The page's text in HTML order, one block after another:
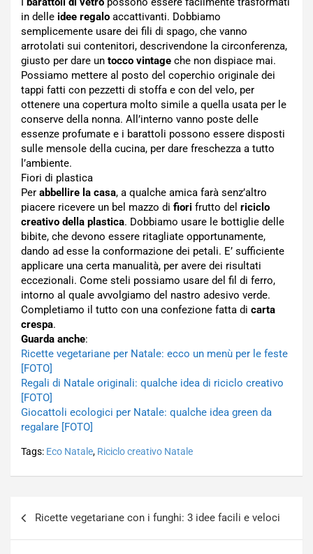
in delle idee regalo accattivanti. Dobbiamo
semplicemente usare dei fili di spago, che vanno
arrotolati sui contenitori, descrivendone la circonferenza,
giusto per dare un tocco vintage che non dispiace mai.
Possiamo mettere al posto del coperchio originale dei
tappi fatti con pezzetti di stoffa e con del velo, per
ottenere una copertura molto simile a quella usata per le
conserve della nonna. All’interno vanno poste delle
essenze profumate e i barattoli possono essere disposti
sulle mensole della cucina, per dare freschezza a tutto
l’ambiente.
Fiori di plastica
Per abbellire la casa, a qualche amica farà senz’altro
piacere ricevere un bel mazzo di fiori frutto del riciclo
creativo della plastica. Dobbiamo usare le bottiglie delle
bibite, che devono essere ritagliate opportunamente,
dando ad esse la conformazione dei petali. E’ sufficiente
applicare una certa manualità, per avere dei risultati
eccezionali. Come steli possiamo usare del fil di ferro,
intorno al quale avvolgiamo del nastro adesivo verde.
Completiamo il tutto con una confezione fatta di carta
crespa.
Guarda anche:
Ricette vegetariane per Natale: ecco un menù per le feste
[FOTO]
Regali di Natale originali: qualche idea di riciclo creativo
[FOTO]
Giocattoli ecologici per Natale: qualche idea green da
regalare [FOTO]
Tags: Eco Natale, Riciclo creativo Natale
Ricette vegetariane con i funghi: 3 idee facili e veloci